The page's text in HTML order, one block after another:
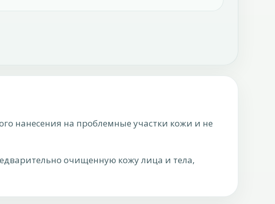
нанесения на проблемные участки кожи и не
очищенную кожу лица и тела,